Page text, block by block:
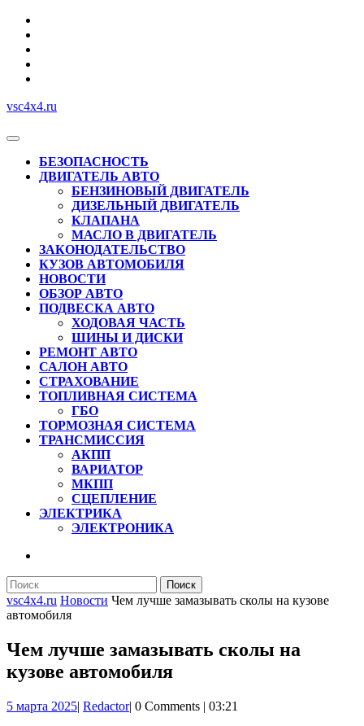
Перейти
содержимому
vsc4x4.ru
Кнопка
ОткрытьБЕЗОПАСНОСТЬ
ДВИГАТЕЛЬ АВТО
БЕНЗИНОВЫЙ ДВИГАТЕЛЬ
ДИЗЕЛЬНЫЙ ДВИГАТЕЛЬ
КЛАПАНА
МАСЛО В ДВИГАТЕЛЬ
ЗАКОНОДАТЕЛЬСТВО
КУЗОВ АВТОМОБИЛЯ
НОВОСТИ
ОБЗОР АВТО
ПОДВЕСКА АВТО
ХОДОВАЯ ЧАСТЬ
ШИНЫ И ДИСКИ
РЕМОНТ АВТО
САЛОН АВТО
СТРАХОВАНИЕ
ТОПЛИВНАЯ СИСТЕМА
ГБО
ТОРМОЗНАЯ СИСТЕМА
ТРАНСМИССИЯ
АКПП
ВАРИАТОР
МКПП
СЦЕПЛЕНИЕ
ЭЛЕКТРИКА
ЭЛЕКТРОНИКА
КНОПКА
Найти:
vsc4x4.ru Новости Чем лучше замазывать сколы на кузове
автомобиля
Чем лучше замазывать сколы на
кузове автомобиля
5 марта 20255| RedactorRedactor
| 0 Comments | 03:21